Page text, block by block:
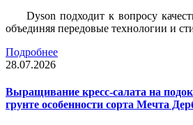
Dyson подходит к вопросу
объединяя передовые технологии и
Подробнее
28.07.2026
Выращивание кресс-салата на
грунте особенности сорта Мечта